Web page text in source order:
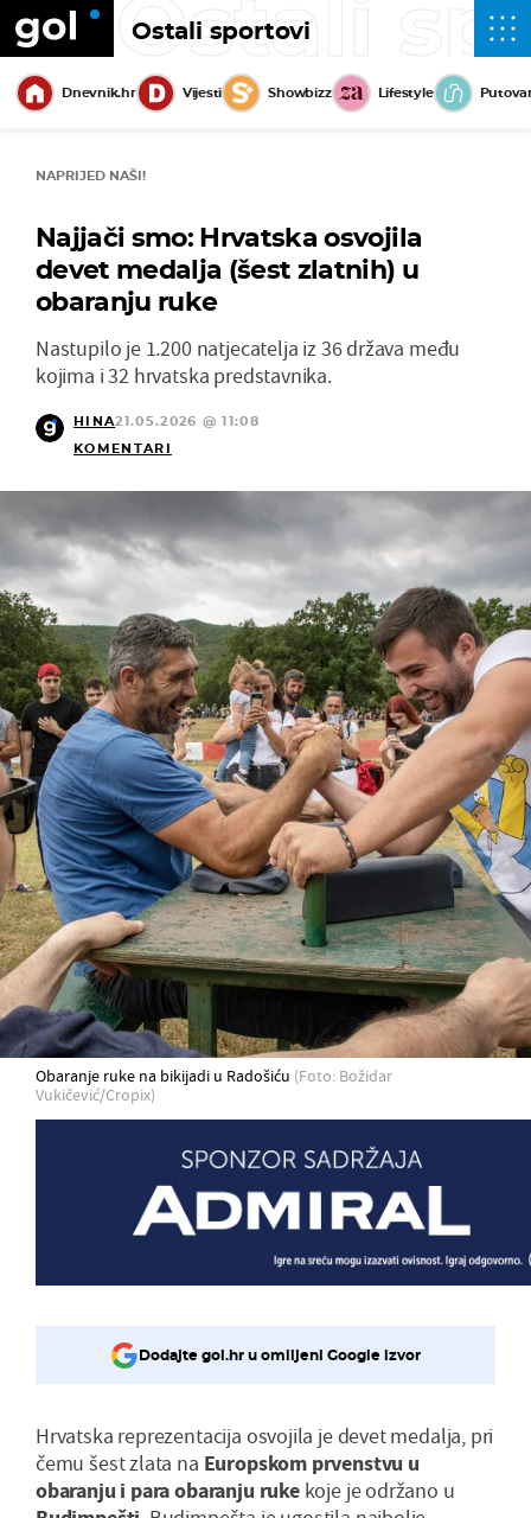
Ostali sportovi
Ostali
Dnevnik.hr Vijesti Showbizz Lifestyle
NAPRIJED NAŠI!
Najjači smo: Hrvatska osvojila
devet medalja (šest zlatnih) u
obaranju ruke
Nastupilo je 1.200 natjecatelja iz 36 država među
kojima i 32 hrvatska predstavnika.
HINA21.05.2026 @ 11:08
KOMENTARI
Obaranje ruke na bikijadi u Radošiću (Foto: Božidar
Vukičević/Cropix)
Dodajte gol.hr u omiljeni Google izvor
Hrvatska reprezentacija osvojila je devet medalja, pri
čemu šest zlata na Europskom prvenstvu u
obaranju i para obaranju rukekoje je održano u